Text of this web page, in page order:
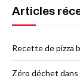
Articles
Recette de pizza
Zéro déchet dans